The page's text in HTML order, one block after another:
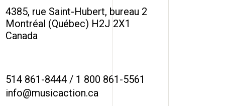
4385, rue Saint-Hubert, bureau 2
Montréal (Québec) H2J 2X1
Canada
514 861-8444 / 1 800 861-5561
info@musicaction.ca